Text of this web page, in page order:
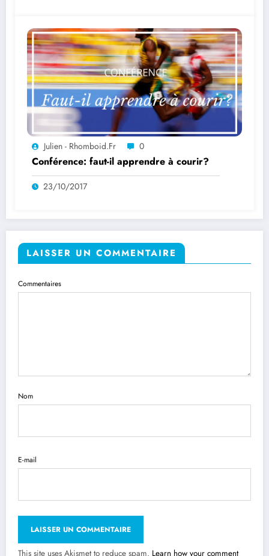
Julien - Rhomboid.fr 0
Conférence: faut-il apprendre à courir?
23/10/2017
LAISSER UN COMMENTAIRE
Commentaires
Nom
E-mail
This site uses Akismet to reduce spam. Learn how your comment